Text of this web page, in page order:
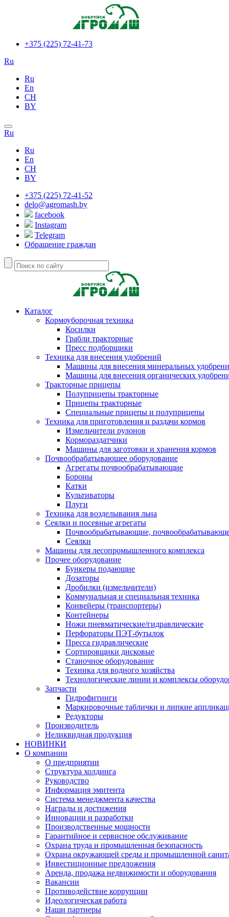
+375 (225) 72-41-73
Ru
Ru
En
CH
BY
Ru
Ru
En
CH
BY
+375 (225) 72-41-52
delo@agromash.by
facebook
Instagram
Telegram
Обращение граждан
Каталог
Кормоуборочная техника
Косилки
Грабли тракторные
Пресс подборщики
Техника для внесения удобрений
Машины для внесения минеральных
Машины для внесения органических
Тракторные прицепы
Полуприцепы тракторные
Прицепы тракторные
Специальные прицепы и полуприцепы
Техника для приготовления и раздачи кормов
Измельчители рулонов
Кормораздатчики
Машины для заготовки и хранения кормов
Почвообрабатывающее оборудование
Агрегаты почвообрабатывающие
Бороны
Катки
Культиваторы
Плуги
Техника для возделывания льна
Сеялки и посевные агрегаты
Почвообрабатывающие,
Сеялки
Машины для лесопромышленного комплекса
Прочее оборудование
Бункеры подающие
Дозаторы
Дробилки (измельчители)
Коммунальная и специальная техника
Конвейеры (транспортеры)
Контейнеры
Ножи пневматические/гидравлические
Перфораторы ПЭТ-бутылок
Пресса гидравлические
Сортировщики дисковые
Станочное оборудование
Техника для водного хозяйства
Технологические линии и комплексы
Запчасти
Гидрофитинги
Маркировочные таблички и липкие
Редукторы
Производитель
Неликвидная продукция
НОВИНКИ
О компании
О предприятии
Структура холдинга
Руководство
Информация эмитента
Система менеджмента качества
Награды и достижения
Инновации и разработки
Производственные мощности
Гарантийное и сервисное обслуживание
Охрана труда и промышленная безопасность
Охрана окружающей среды и промышленной
Инвестиционные предложения
Аренда, продажа недвижимости и оборудования
Вакансии
Противодействие коррупции
Идеологическая работа
Наши партнеры